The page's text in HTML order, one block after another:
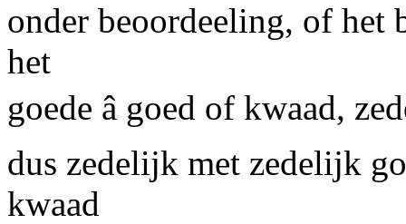
onder beoordeeling, of het
het
goede â goed of kwaad,
dus zedelijk met zedelijk
kwaad